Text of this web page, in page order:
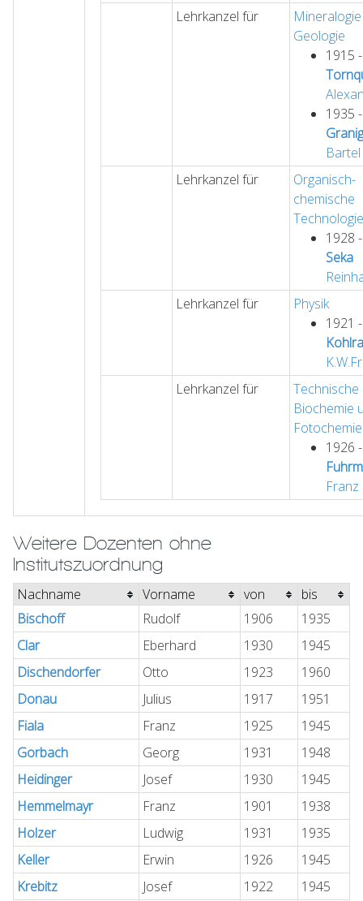
Lehrkanzel für
Geologie
1915
1935
Bartel
Lehrkanzel für
Organisch-
chemische
Technologie
1928
Seka
Lehrkanzel für
Physik
1921
Lehrkanzel für
Technische
Biochemie
Fotochemie
1926
Franz
Weitere Dozenten ohne
Institutszuordnung
Nachname Vorname von
bis
Bischoff
Rudolf 1906
1935
Clar
Eberhard 1930
1945
Dischendorfer
Otto 1923
1960
Donau
Julius 1917
1951
Fiala
Franz 1925
1945
Gorbach
Georg 1931
1948
Heidinger
Josef 1930
1945
Hemmelmayr
Franz 1901
1938
Holzer
Ludwig 1931
1935
Keller
Erwin 1926
1945
Krebitz
Josef 1922 1945